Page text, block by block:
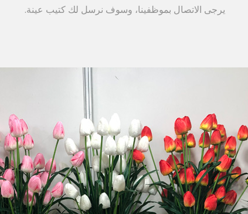
يرجى الاتصال بموظفينا، وسوف نرسل لك كتيب عينة.